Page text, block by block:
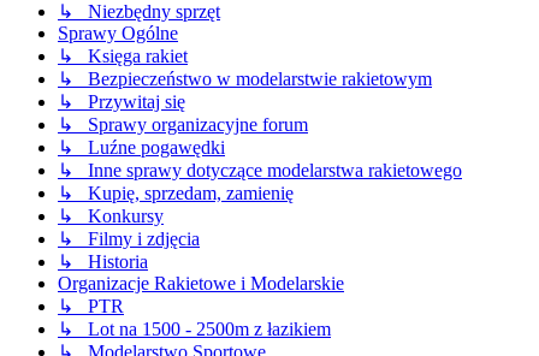
↳ Niezbędny sprzęt
Sprawy Ogólne
↳ Księga rakiet
↳ Bezpieczeństwo w modelarstwie rakietowym
↳ Przywitaj się
↳ Sprawy organizacyjne forum
↳ Luźne pogawędki
↳ Inne sprawy dotyczące modelarstwa rakietowego
↳ Kupię, sprzedam, zamienię
↳ Konkursy
↳ Filmy i zdjęcia
↳ Historia
Organizacje Rakietowe i Modelarskie
↳ PTR
↳ Lot na 1500 - 2500m z łazikiem